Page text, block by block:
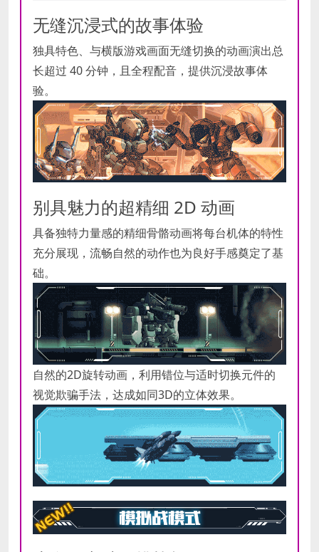
无缝沉浸式的故事体验
独具特色、与横版游戏画面无缝切换的动画演出总
长超过 40 分钟，且全程配音，提供沉浸故事体
验。
别具魅力的超精细 2D 动画
具备独特力量感的精细骨骼动画将每台机体的特性
充分展现，流畅自然的动作也为良好手感奠定了基
础。
自然的2D旋转动画，利用错位与适时切换元件的
视觉欺骗手法，达成如同3D的立体效果。